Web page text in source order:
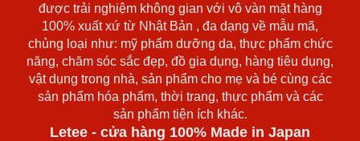
được trải nghiệm không gian với vô vàn mặt hàng
100% xuất xứ từ Nhật Bản , đa dạng về mẫu mã,
chủng loại như: mỹ phẩm dưỡng da, thực phẩm chức
năng, chăm sóc sắc đẹp, đồ gia dụng, hàng tiêu dụng,
vật dụng trong nhà, sản phẩm cho mẹ và bé cùng các
sản phẩm hóa phẩm, thời trang, thực phẩm và các
sản phẩm tiện ích khác.
Letee - cửa hàng 100% Made in Japan